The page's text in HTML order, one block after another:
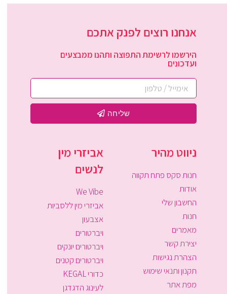
אנחנו רוצים לפנק אתכם
הירשמו לרשימת התפוצה ותהנו ממבצעים
ועדכונים
שליחה
ניווט מהיר
חנות סקס פתח תקווה
אודות
החשבון שלי
חנות
מאמרים
יצירת קשר
הצהרת נגישות
תקנון ותנאי שימוש
מפת אתר
אביזרי מין
לנשים
We Vibe
אביזרי מין ללסביות
אצבעון
ויברטורים
ויברטורים יונקים
ויברטורים קטנים
כדורי KEGAL
לעינוג הדגדגן